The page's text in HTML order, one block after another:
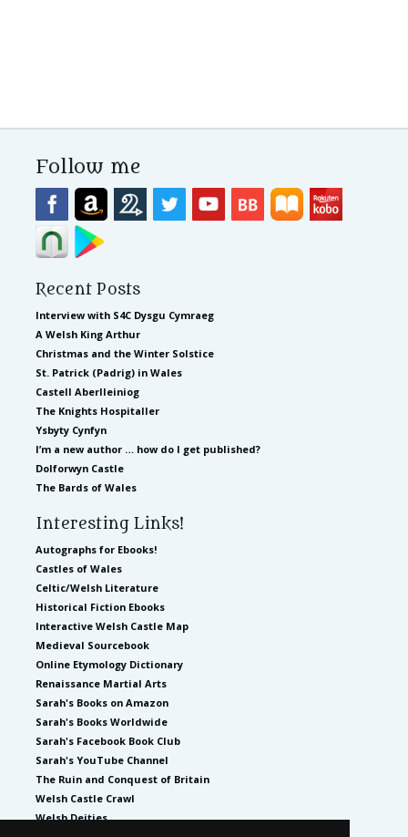
Follow me
Recent Posts
Interview with S4C Dysgu Cymraeg
A Welsh King Arthur
Christmas and the Winter Solstice
St. Patrick (Padrig) in Wales
Castell Aberlleiniog
The Knights Hospitaller
Ysbyty Cynfyn
I’m a new author … how do I get published?
Dolforwyn Castle
The Bards of Wales
Interesting Links!
Autographs for Ebooks!
Castles of Wales
Celtic/Welsh Literature
Historical Fiction Ebooks
Interactive Welsh Castle Map
Medieval Sourcebook
Online Etymology Dictionary
Renaissance Martial Arts
Sarah's Books on Amazon
Sarah's Books Worldwide
Sarah's Facebook Book Club
Sarah's YouTube Channel
The Ruin and Conquest of Britain
Welsh Castle Crawl
Welsh Deities